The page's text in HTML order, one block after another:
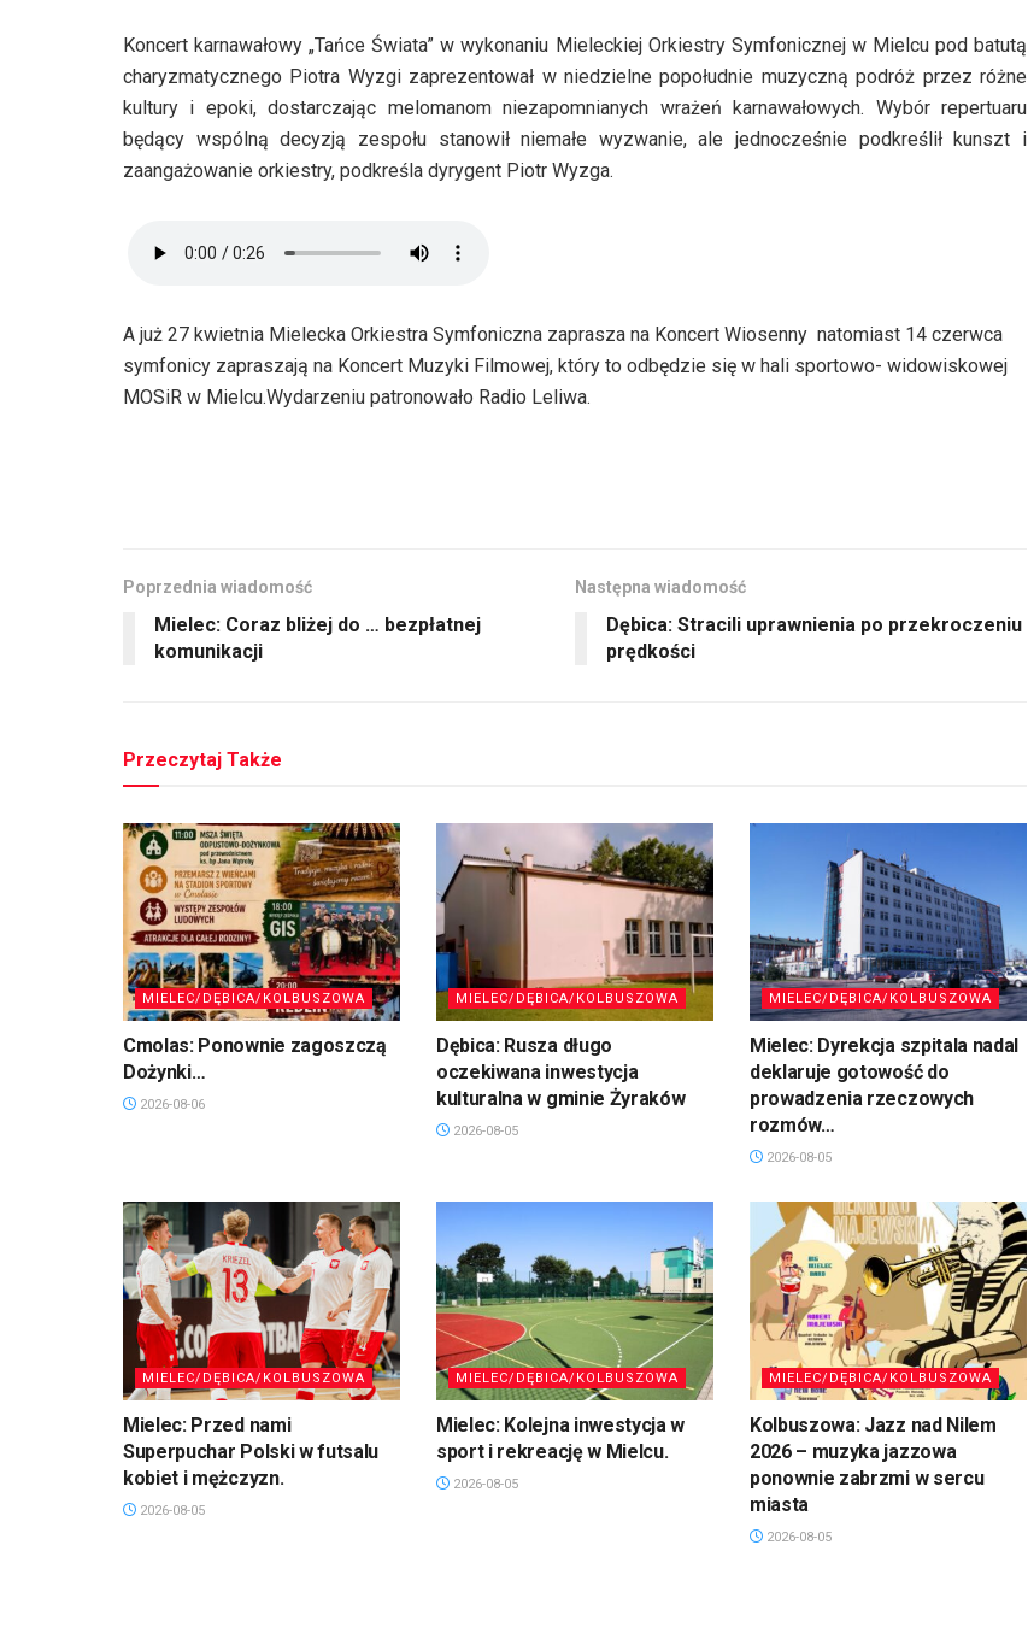
Koncert karnawałowy „Tańce Świata” w wykonaniu Mieleckiej Orkiestry Symfonicznej w Mielcu pod batutą
charyzmatycznego Piotra Wyzgi zaprezentował w niedzielne popołudnie muzyczną podróż przez różne
kultury i epoki, dostarczając melomanom niezapomnianych wrażeń karnawałowych. Wybór repertuaru
będący wspólną decyzją zespołu stanowił niemałe wyzwanie, ale jednocześnie podkreślił kunszt i
zaangażowanie orkiestry, podkreśla dyrygent Piotr Wyzga.
A już 27 kwietnia Mielecka Orkiestra Symfoniczna zaprasza na Koncert Wiosenny natomiast 14 czerwca
symfonicy zapraszają na Koncert Muzyki Filmowej, który to odbędzie się w hali sportowo- widowiskowej
MOSiR w Mielcu.Wydarzeniu patronowało Radio Leliwa.
Poprzednia wiadomość
Mielec: Coraz bliżej do … bezpłatnej
komunikacji
Następna wiadomość
Dębica: Stracili uprawnienia po przekroczeniu
prędkości
Przeczytaj Także
MIELEC/DĘBICA/KOLBUSZOWA
Cmolas: Ponownie zagoszczą
Dożynki…
2026-08-06
MIELEC/DĘBICA/KOLBUSZOWA
Dębica: Rusza długo
oczekiwana inwestycja
kulturalna w gminie Żyraków
2026-08-05
MIELEC/DĘBICA/KOLBUSZOWA
Mielec: Dyrekcja szpitala nadal
deklaruje gotowość do
prowadzenia rzeczowych
rozmów…
2026-08-05
MIELEC/DĘBICA/KOLBUSZOWA
Mielec: Przed nami
Superpuchar Polski w futsalu
kobiet i mężczyzn.
2026-08-05
MIELEC/DĘBICA/KOLBUSZOWA
Mielec: Kolejna inwestycja w
sport i rekreację w Mielcu.
2026-08-05
MIELEC/DĘBICA/KOLBUSZOWA
Kolbuszowa: Jazz nad Nilem
2026 – muzyka jazzowa
ponownie zabrzmi w sercu
miasta
2026-08-05